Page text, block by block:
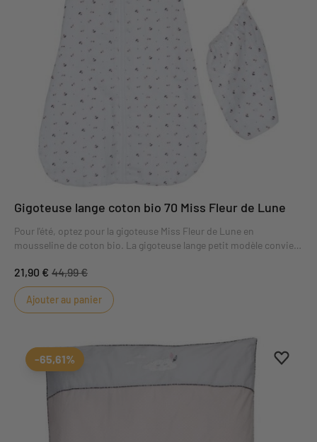
Gigoteuse lange coton bio 70 Miss Fleur de Lune
Pour l'été, optez pour la gigoteuse Miss Fleur de Lune en
mousseline de coton bio. La gigoteuse lange petit modèle convient
21,90 € 44,99 €
Ajouter au panier
-65,61%